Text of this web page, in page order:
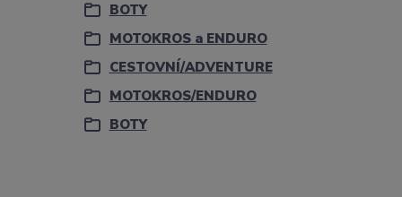
BOTY
MOTOKROS a ENDURO
CESTOVNÍ/ADVENTURE
MOTOKROS/ENDURO
BOTY